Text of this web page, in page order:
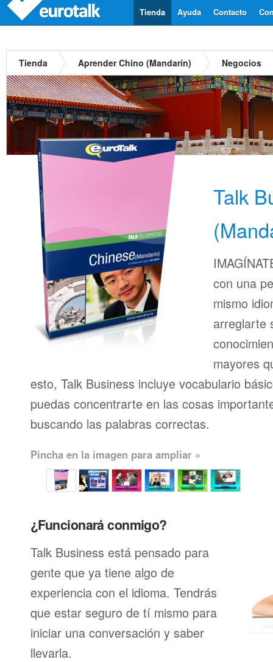
Contacto
Ayuda
Tienda
Tienda Aprender Chino (Mandarín) Negocios
Talk
con una
mismo
arreglarte
mayores
esto, Talk Business incluye vocabulario
puedas concentrarte en las cosas
buscando las palabras correctas.
Pincha en la imagen para ampliar »
¿Funcionará conmigo?
Talk Business está pensado para
gente que ya tiene algo de
experiencia con el idioma. Tendrás
que estar seguro de tí mismo para
iniciar una conversación y saber
llevarla.